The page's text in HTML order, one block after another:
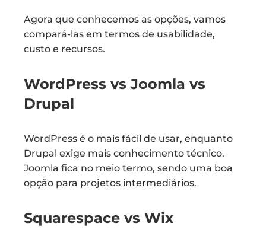
Agora que conhecemos as opções, vamos
compará-las em termos de usabilidade,
custo e recursos.
WordPress vs Joomla vs
Drupal
WordPress é o mais fácil de usar, enquanto
Drupal exige mais conhecimento técnico.
Joomla fica no meio termo, sendo uma boa
opção para projetos intermediários.
Squarespace vs Wix